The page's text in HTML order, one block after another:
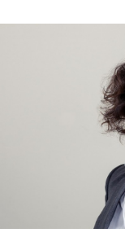
12 nov:
Events